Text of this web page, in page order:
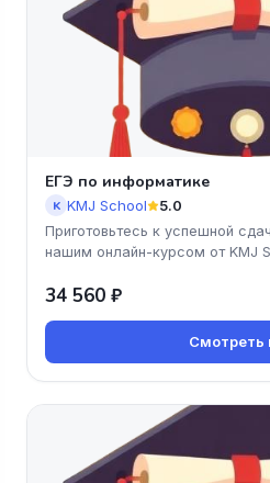
ЕГЭ по информатике
K KMJ School 5.0
Приготовьтесь к успешной
нашим онлайн-курсом от KMJ
34 560 ₽
Смотреть